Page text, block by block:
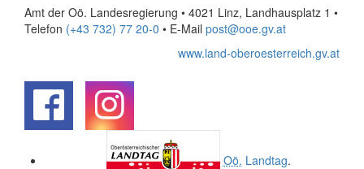
Amt der Oö. Landesregierung • 4021 Linz, Landhausplatz 1 •
Telefon (+43 732) 77 20-0 • E-Mail post@ooe.gv.at
www.land-oberoesterreich.gv.at
Oö. Landtag.